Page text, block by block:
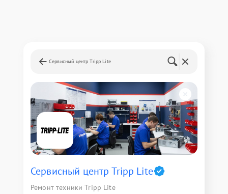
Сервисный центр Tripp Lite
Сервисный центр Tripp Lite
Ремонт техники Tripp Lite